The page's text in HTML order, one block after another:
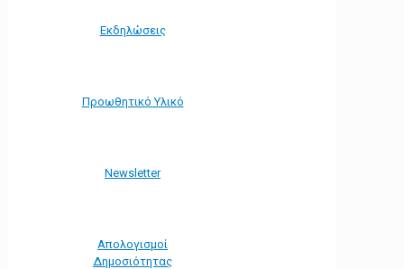
Εκδηλώσεις
Προωθητικό Υλικό
Νewsletter
Απολογισμοί
Δημοσιότητας